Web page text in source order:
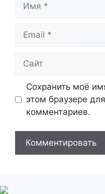
Сохранить моё
этом браузере
комментариев.